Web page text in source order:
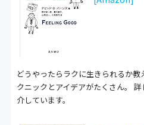
どうやったらラクに生きられるか
クニックとアイデアがたくさん。
介しています。